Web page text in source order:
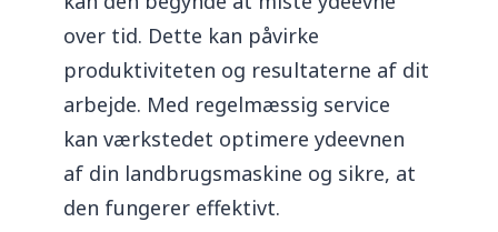
over tid. Dette kan påvirke
produktiviteten og resultaterne af dit
arbejde. Med regelmæssig service
kan værkstedet optimere ydeevnen
af din landbrugsmaskine og sikre, at
den fungerer effektivt.